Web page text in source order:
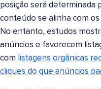
posição será determinada
conteúdo se alinha com os
No entanto, estudos
anúncios e favorecem
com listagens orgânicas
cliques do que anúncios